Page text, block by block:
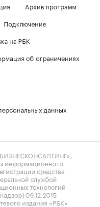
Архив программ
Подключение
на РБК
об ограничениях
данных
информационного
средства
службой
технологий
09.12.2015
издания «РБК»